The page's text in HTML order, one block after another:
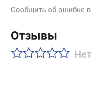
Сообщить об ошибке в
Отзывы